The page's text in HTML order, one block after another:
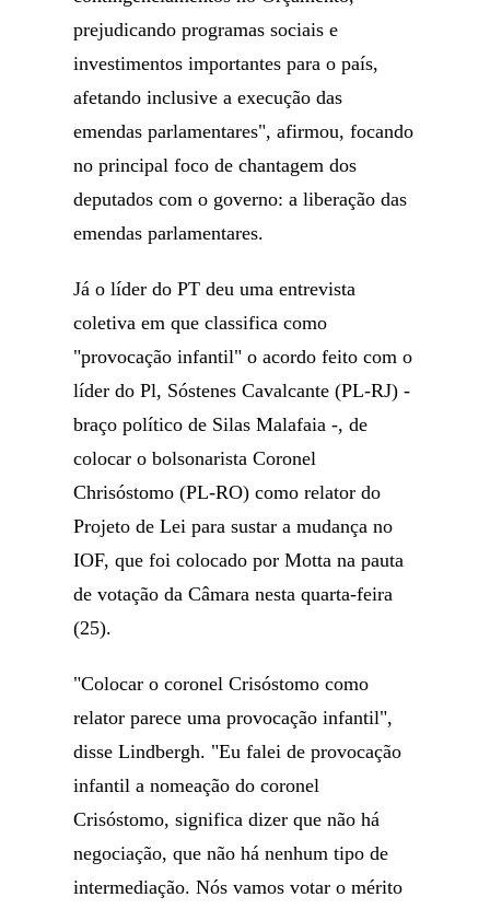
prejudicando programas sociais e
investimentos importantes para o país,
afetando inclusive a execução das
emendas parlamentares", afirmou, focando
no principal foco de chantagem dos
deputados com o governo: a liberação das
emendas parlamentares.
Já o líder do PT deu uma entrevista
coletiva em que classifica como
"provocação infantil" o acordo feito com o
líder do Pl, Sóstenes Cavalcante (PL-RJ) -
braço político de Silas Malafaia -, de
colocar o bolsonarista Coronel
Chrisóstomo (PL-RO) como relator do
Projeto de Lei para sustar a mudança no
IOF, que foi colocado por Motta na pauta
de votação da Câmara nesta quarta-feira
(25).
"Colocar o coronel Crisóstomo como
relator parece uma provocação infantil",
disse Lindbergh. "Eu falei de provocação
infantil a nomeação do coronel
Crisóstomo, significa dizer que não há
negociação, que não há nenhum tipo de
intermediação. Nós vamos votar o mérito